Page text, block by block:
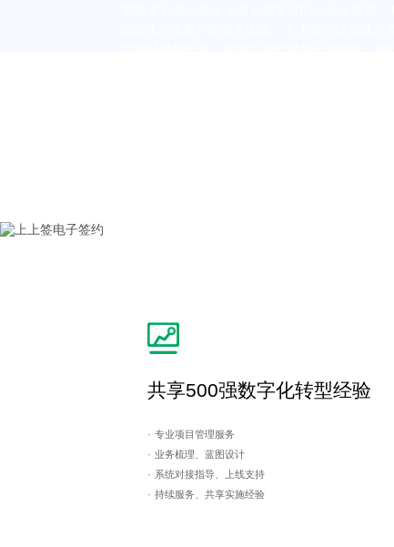
共享500强数字化转型经验
· 专业项目管理服务
· 业务梳理、蓝图设计
· 系统对接指导、上线支持
· 持续服务、共享实施经验